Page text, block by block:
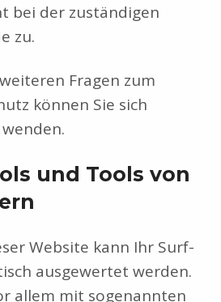
bei der zuständigen
zu.
Fragen zum
können Sie sich
und Tools von
Website kann Ihr Surf-
ausgewertet werden.
allem mit sogenannten